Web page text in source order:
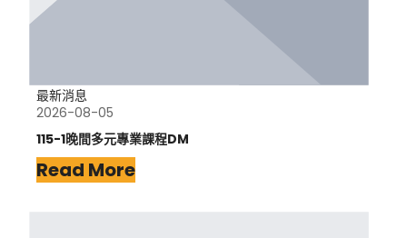
最新消息
2026-08-05
115-1晚間多元專業課程DM
Read More